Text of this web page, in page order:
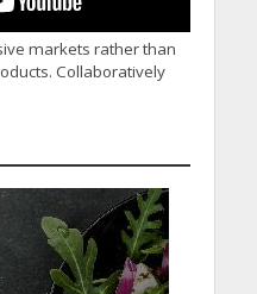
markets rather than
Collaboratively